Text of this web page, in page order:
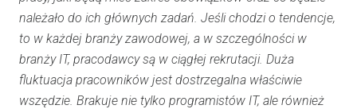
należało do ich głównych zadań. Jeśli chodzi o tendencje,
to w każdej branży zawodowej, a w szczególności w
branży IT, pracodawcy są w ciągłej rekrutacji. Duża
fluktuacja pracowników jest dostrzegalna właściwie
wszędzie. Brakuje nie tylko programistów IT, ale również